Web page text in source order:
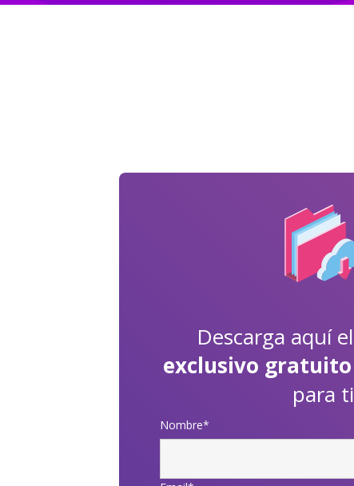
Descarga aquí el
exclusivo gratuito
para ti
Nombre*